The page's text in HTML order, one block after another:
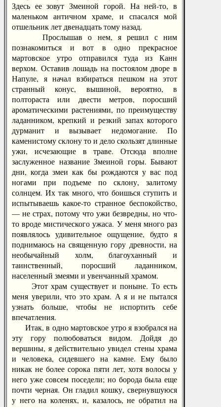
Здесь ее зовут Змеиной горой. На ней-то, в
маленьком античном храме, и спасался мой
отшельник лет двенадцать тому назад.
Прослышав о нем, я решил с ним
познакомиться и вот в одно прекрасное
мартовское утро отправился туда из Канн
верхом. Оставив лошадь на постоялом дворе в
Напуле, я начал взбираться пешком на этот
странный конус, вышиной, вероятно, в
полтораста или двести метров, поросший
ароматическими растениями, по преимуществу
ладанником, крепкий и резкий запах которого
дурманит и вызывает недомогание. По
каменистому склону то и дело скользят длинные
ужи, исчезающие в траве. Отсюда вполне
заслуженное название Змеиной горы. Бывают
дни, когда змеи как бы рождаются у вас под
ногами при подъеме по склону, залитому
солнцем. Их так много, что боишься ступить и
испытываешь какое-то странное беспокойство,
— не страх, потому что ужи безвредны, но что-
то вроде мистического ужаса. У меня много раз
появлялось удивительное ощущение, будто я
поднимаюсь на священную гору древности, на
необычайный холм, благоуханный и
таинственный, поросший ладанником,
населенный змеями и увенчанный храмом.
Этот храм существует и поныне. То есть
меня уверили, что это храм. А я и не пытался
узнать больше, чтобы не испортить себе
впечатления.
Итак, в одно мартовское утро я взобрался на
эту гору полюбоваться видом. Дойдя до
вершины, я действительно увидел стены храма
и человека, сидевшего на камне. Ему было
никак не более сорока пяти лет, хотя волосы у
него уже совсем поседели; но борода была еще
почти черная. Он гладил кошку, свернувшуюся
у него на коленях, и, казалось, не обратил на